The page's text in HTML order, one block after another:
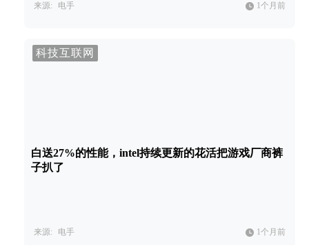
来源: 电手 1个月前
科技互联网
白送27%的性能，intel持续更新的花活把游戏厂商裤
子扒了
来源: 电手 1个月前